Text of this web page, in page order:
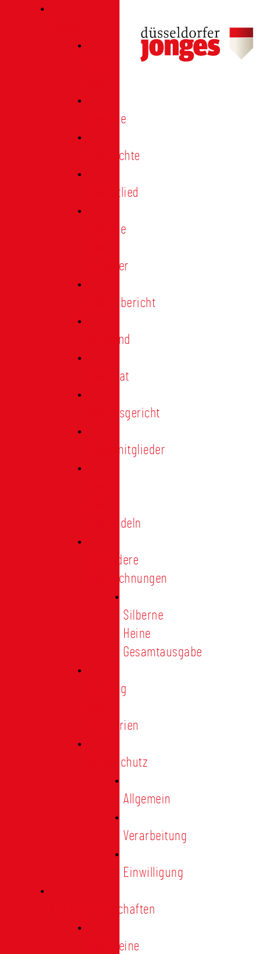
Termine
Geschichte
Heimatlied
Freunde
Förderer
Jahresbericht
Vorstand
Ehrenrat
Schiedsgericht
Ehrenmitglieder
Treunadeln
Besondere
Auszeichnungen
Silberne
Heine
Gesamtausgabe
Satzung
Regularien
Datenschutz
Allgemein
Verarbeitung
Einwilligung
Tischgemeinschaften
Allgemeine